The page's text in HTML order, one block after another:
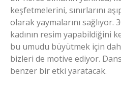
keşfetmelerini, sınırlarını
olarak yaymalarını sağlıyor.
kadının resim yapabildiğini
bu umudu büyütmek için
bizleri de motive ediyor.
benzer bir etki yaratacak.